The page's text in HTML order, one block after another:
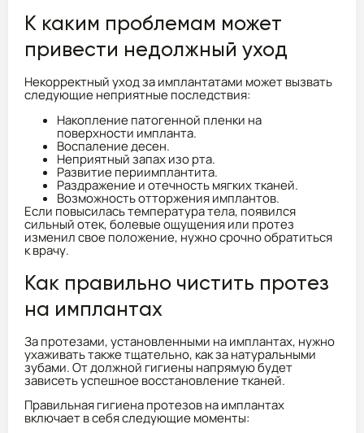
К каким проблемам может
привести недолжный уход
Некорректный уход за имплантатами может вызвать
следующие неприятные последствия:
Накопление патогенной пленки на
поверхности импланта.
Воспаление десен.
Неприятный запах изо рта.
Развитие периимплантита.
Раздражение и отечность мягких тканей.
Возможность отторжения имплантов.
Если повысилась температура тела, появился
сильный отек, болевые ощущения или протез
изменил свое положение, нужно срочно обратиться
к врачу.
Как правильно чистить протез
на имплантах
За протезами, установленными на имплантах, нужно
ухаживать также тщательно, как за натуральными
зубами. От должной гигиены напрямую будет
зависеть успешное восстановление тканей.
Правильная гигиена протезов на имплантах
включает в себя следующие моменты: